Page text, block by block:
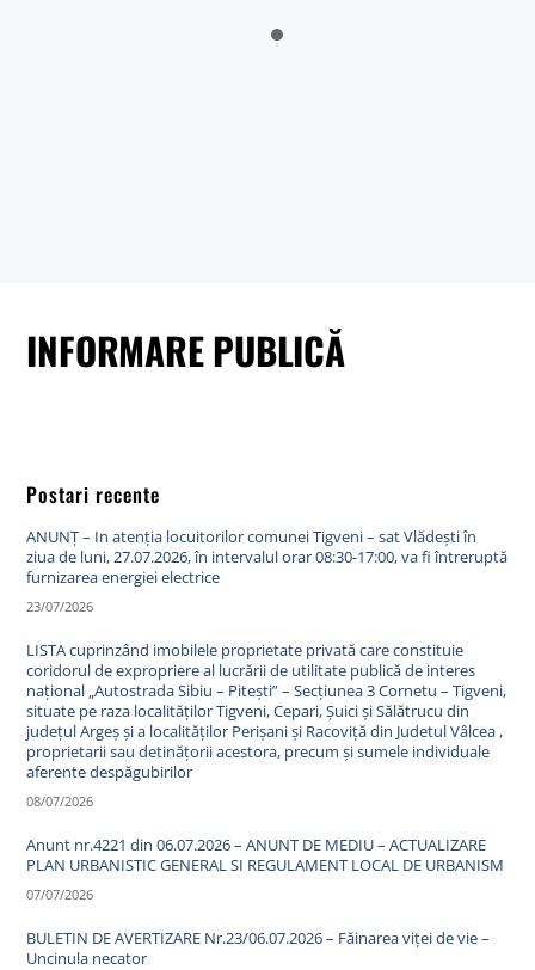
din Judetul Vâlcea , proprietarii sau detinățorii acestora, precum
INFORMARE PUBLICĂ
Postari recente
ANUNȚ – In atenția locuitorilor comunei Tigveni – sat Vlădești în
ziua de luni, 27.07.2026, în intervalul orar 08:30-17:00, va fi întreruptă
furnizarea energiei electrice
23/07/2026
LISTA cuprinzând imobilele proprietate privată care constituie
coridorul de expropriere al lucrării de utilitate publică de interes
național „Autostrada Sibiu – Pitești” – Secțiunea 3 Cornetu – Tigveni,
situate pe raza localităților Tigveni, Cepari, Șuici și Sălătrucu din
județul Argeș și a localităților Perișani și Racoviță din Judetul Vâlcea ,
proprietarii sau detinățorii acestora, precum și sumele individuale
aferente despăgubirilor
08/07/2026
Anunt nr.4221 din 06.07.2026 – ANUNT DE MEDIU – ACTUALIZARE
PLAN URBANISTIC GENERAL SI REGULAMENT LOCAL DE URBANISM
07/07/2026
BULETIN DE AVERTIZARE Nr.23/06.07.2026 – Făinarea viței de vie –
Uncinula necator